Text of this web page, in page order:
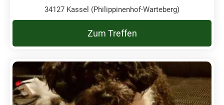
34127 Kassel (Philippinenhof-Warteberg)
Zum Treffen